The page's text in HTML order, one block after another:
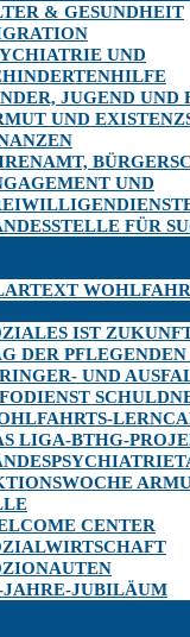
& GESUNDHEIT
UND
JUGEND UND
UND
UND
FÜR
IST
DER PFLEGENDEN
UND
LIGA-BTHG-
CENTER
JAHRE-JUBILÄUM